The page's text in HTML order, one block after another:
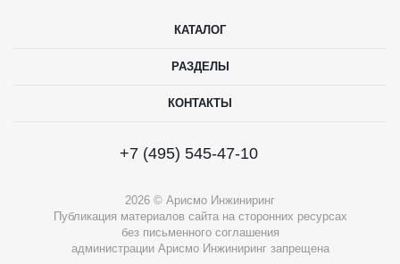
КАТАЛОГ
РАЗДЕЛЫ
КОНТАКТЫ
+7 (495) 545-47-10
2026 © Арисмо Инжиниринг
Публикация материалов сайта на сторонних ресурсах
без письменного соглашения
администрации Арисмо Инжиниринг запрещена